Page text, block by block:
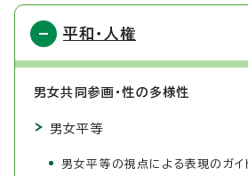
平和・人権
男女共同参画・性の多様性
男女平等
男女平等の視点による表現のガイ